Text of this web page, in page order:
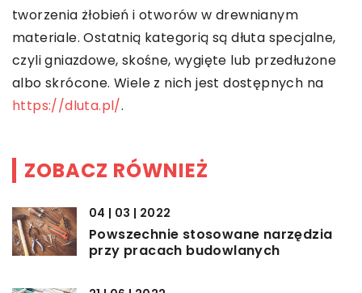
tworzenia żłobień i otworów w drewnianym
materiale. Ostatnią kategorią są dłuta specjalne,
czyli gniazdowe, skośne, wygięte lub przedłużone
albo skrócone. Wiele z nich jest dostępnych na
https://dluta.pl/.
ZOBACZ RÓWNIEŻ
04 | 03 | 2022
Powszechnie stosowane narzędzia
przy pracach budowlanych